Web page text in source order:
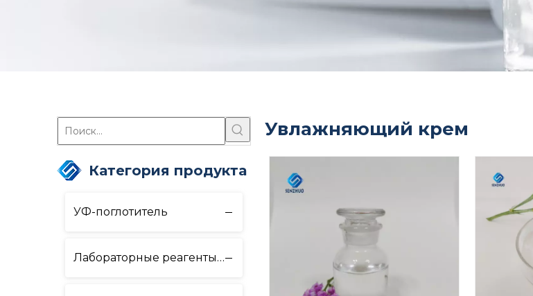
Категория продукта
УФ-поглотитель
Лабораторные реагенты и оборудование
Увлажняющий крем